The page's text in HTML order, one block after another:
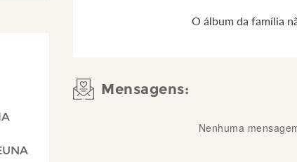
O álbum da família
Mensagens:
Nenhuma